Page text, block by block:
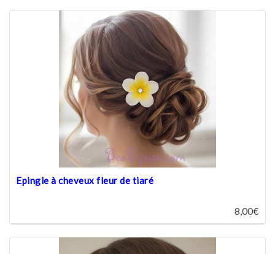
Epingle à cheveux fleur de tiaré
8,00€